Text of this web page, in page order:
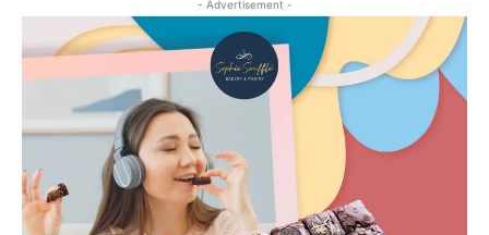
- Advertisement -